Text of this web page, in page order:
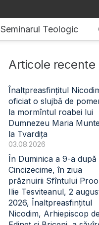
Seminarul Teologic
Articole recente
Înaltpreasfințitul
oficiat o slujbă de
la mormîntul roabei lui
Dumnezeu Maria
la Tvardița
03.08.2026
În Duminica a 9-a după
Cincizecime, în ziua
prăznuirii Sfîntului
Ilie Tesviteanul, 2
2026, Înaltpreasfințitul
Nicodim, Arhiepiscop de